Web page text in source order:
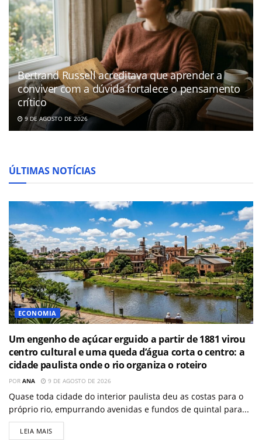
Bertrand Russell acreditava que aprender a
conviver com a dúvida fortalece o pensamento
crítico
9 DE AGOSTO DE 2026
ÚLTIMAS NOTÍCIAS
ECONOMIA
Um engenho de açúcar erguido a partir de 1881 virou
centro cultural e uma queda d’água corta o centro: a
cidade paulista onde o rio organiza o roteiro
POR ANA 9 DE AGOSTO DE 2026
Quase toda cidade do interior paulista deu as costas para o
próprio rio, empurrando avenidas e fundos de quintal para...
LEIA MAIS